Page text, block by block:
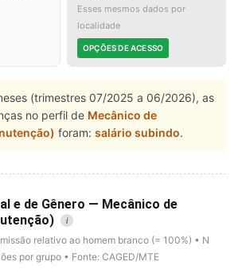
Esses mesmos dados por
localidade
OPÇÕES DE ACESSO
(trimestres 07/2025 a 06/2026), as
no perfil de Mecânico de
foram: salário subindo.
e de Gênero — Mecânico de
i
relativo ao homem branco (= 100%) • N
por grupo • Fonte: CAGED/MTE